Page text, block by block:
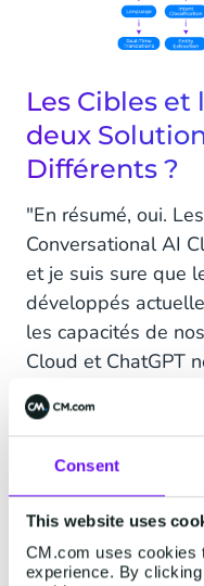
Consent
This website uses
CM.com uses cookies
experience. By
Les Cibles et
deux
Différents ?
"En résumé, oui.
Conversational AI
et je suis sure que
développés
les capacités de
Cloud et ChatGPT
concurrentes, elles
CM.com &
modèles LLMs